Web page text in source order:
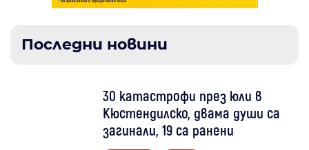
Последни новини
30 катастрофи през юли в
Кюстендилско, двама души са
загинали, 19 са ранени